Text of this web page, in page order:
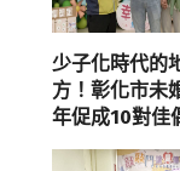
少子化時代的
方！彰化市未
年促成10對佳